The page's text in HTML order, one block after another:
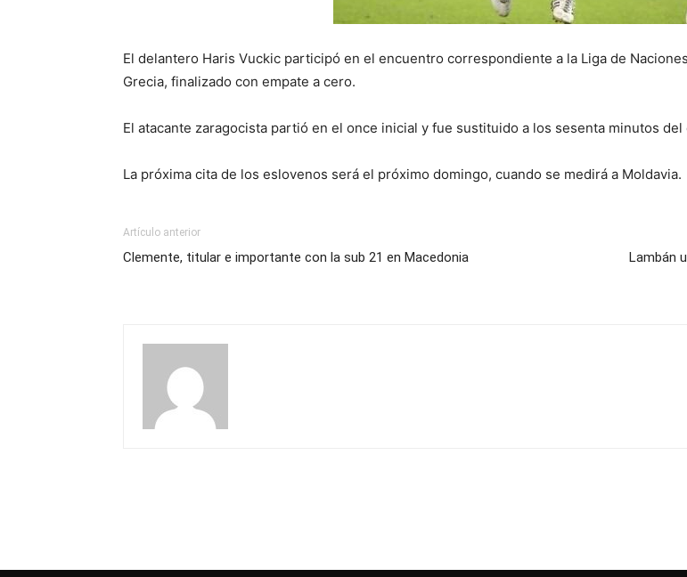
El delantero Haris Vuckic participó en el encuentro correspondiente a la Liga de
Grecia, finalizado con empate a cero.
El atacante zaragocista partió en el once inicial y fue sustituido a los sesenta minutos del
La próxima cita de los eslovenos será el próximo domingo, cuando se medirá a Moldavia.
Artículo anterior
Clemente, titular e importante con la sub 21 en Macedonia
Lambán